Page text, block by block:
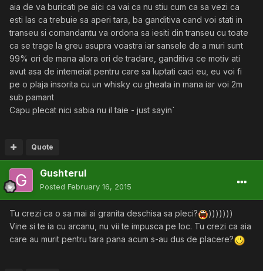
aia de va buricati pe aici ca vai ca nu stiu cum ca sa vezi ca
esti las ca trebuie sa aperi tara, ba ganditiva cand voi stati in
transeu si comandantu va ordona sa iesiti din transeu cu toate
ca se trage la greu asupra voastra iar sansele de a muri sunt
99% ori de mana alora ori de tradare, ganditiva ce motiv ati
avut asa de intemeiat pentru care sa luptati caci eu, eu voi fi
pe o plaja insorita cu un whisky cu gheata in mana iar voi 2m
sub pamant
Capu plecat nici sabia nu il taie - just sayin`
Quote
Gushterul
Posted February 16, 2015
Tu crezi ca o sa mai ai granita deschisa sa pleci?
)))))))
Vine si te ia cu arcanu, nu vii te impusca pe loc. Tu crezi ca aia
care au murit pentru tara pana acum s-au dus de placere?